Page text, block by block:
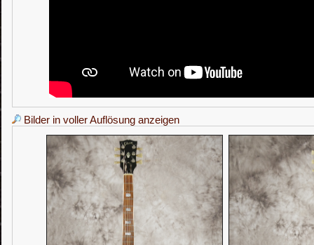
Bilder in voller Auflösung anzeigen